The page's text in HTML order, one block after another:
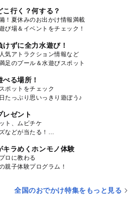
こ行く？何する？
！夏休みのお出かけ情報満載
び場＆イベントをチェック！
けずに全力水遊び！
気アトラクション情報など
足のプール＆水遊びスポット
る場所！
ポットをチェック
たっぷり思いっきり遊ぼう♪
レゼント
ト、ムビチケ
などが当たる！
キラめくホンモノ体験
ロに教わる
親子体験プログラム！
全国のおでかけ特集をもっと見る